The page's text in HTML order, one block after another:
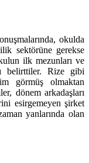
okulda
sektörüne gerekse
ilk mezunları ve
belirttiler. Rize gibi
görmüş olmaktan
dönem arkadaşları
esirgemeyen şirket
yanlarında olan